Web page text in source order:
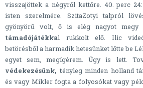
visszajöttek a négyről kettőre. 40. perc
isten szerelmére. SzitaZotyi talpról
gyönyörű volt, ő is elég nagyot megy
támadójátékkal rukkolt elő. Ilic
betörésből a harmadik hetesünket lőtte be
egyet sem, megígérem. Úgy is lett.
védekezésünk, tényleg minden holland
és vagy Mikler fogta a folyosókat vagy